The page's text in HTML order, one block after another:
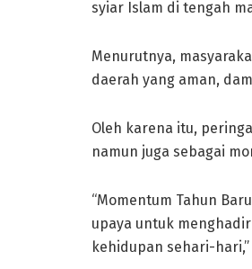
syiar Islam di tengah
Menurutnya,
daerah yang aman,
Oleh karena itu,
namun juga sebagai
“Momentum Tahun
upaya untuk
kehidupan sehari-